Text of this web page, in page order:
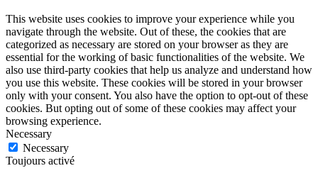
This website uses cookies to improve your experience while you
navigate through the website. Out of these, the cookies that are
categorized as necessary are stored on your browser as they are
essential for the working of basic functionalities of the website. We
also use third-party cookies that help us analyze and understand how
you use this website. These cookies will be stored in your browser
only with your consent. You also have the option to opt-out of these
cookies. But opting out of some of these cookies may affect your
browsing experience.
Necessary
Necessary
Toujours activé